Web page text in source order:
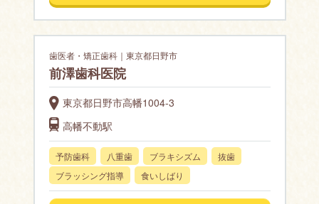
歯医者・矯正歯科｜東京都日野市
前澤歯科医院
東京都日野市高幡1004-3
高幡不動駅
予防歯科 八重歯 ブラキシズム
抜歯
ブラッシング指導
食いしばり